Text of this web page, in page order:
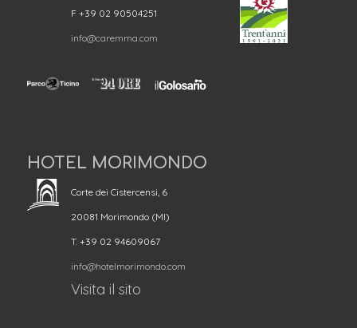
F +39 02 90504251
info@caremma.com
HOTEL MORIMONDO
Corte dei Cistercensi, 6
20081 Morimondo (MI)
T. +39 02 94609067
info@hotelmorimondo.com
Visita il sito